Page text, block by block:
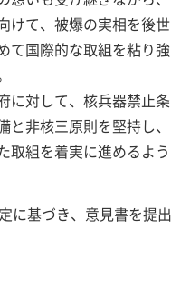
けて、被爆の実相を後世
て国際的な取組を粘り強
に対して、核兵器禁止条
非核三原則を堅持し、
取組を着実に進めるよう
に基づき、意見書を提出